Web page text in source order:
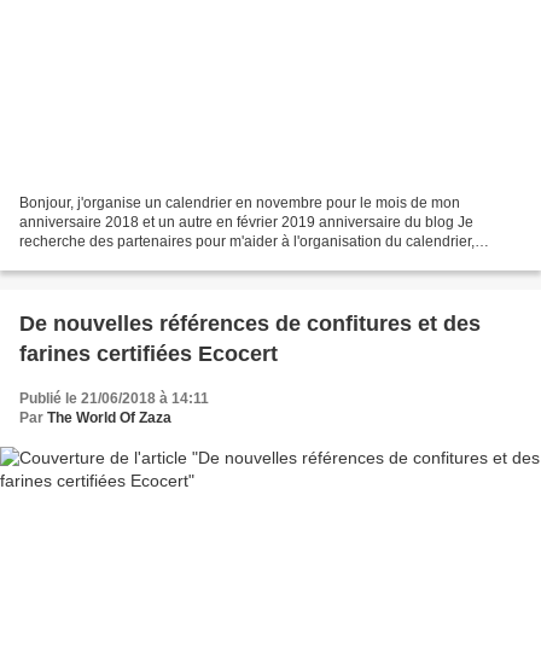
Bonjour, j'organise un calendrier en novembre pour le mois de mon
anniversaire 2018 et un autre en février 2019 anniversaire du blog Je
recherche des partenaires pour m'aider à l'organisation du calendrier,
De nouvelles références de confitures et des
farines certifiées Ecocert
Publié le 21/06/2018 à 14:11
Par The World Of Zaza